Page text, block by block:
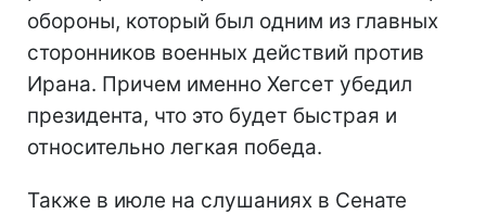
обороны, который был одним из главных
сторонников военных действий против
Ирана. Причем именно Хегсет убедил
президента, что это будет быстрая и
относительно легкая победа.
Также в июле на слушаниях в Сенате